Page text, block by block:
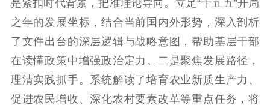
思想政治教育 爱国主义教育
全民国防教育
红色资源保护利
用
新闻出版
是紧扣时代背景，把准理论导向。立足“十五五”开局
之年的发展坐标，结合当前国内外形势，深入剖析
了文件出台的深层逻辑与战略意图，帮助基层干部
在读懂政策中增强政治定力。二是聚焦发展路径，
理清实践抓手。系统解读了培育农业新质生产力、
促进农民增收、深化农村要素改革等重点任务，将